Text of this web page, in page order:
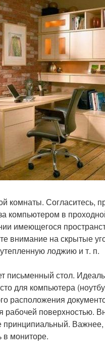
комнаты. Согласитесь,
компьютером в
имеющегося
внимание на скрытые
лоджию и т. п.
стол.
для компьютера
расположения
поверхностью.
принципиальный.
в мониторе.